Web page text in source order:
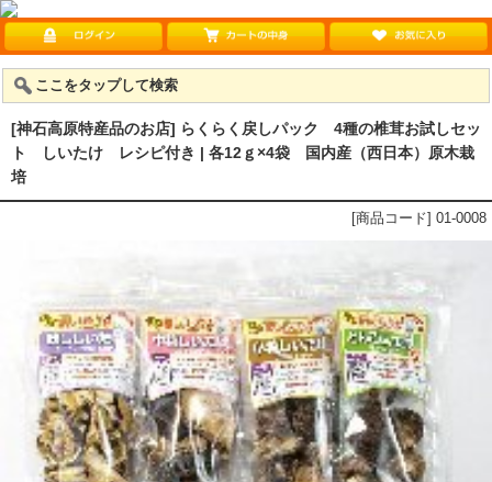
ここをタップして検索
[神石高原特産品のお店] らくらく戻しパック 4種の椎茸お試しセッ
ト しいたけ
レシピ付き | 各12ｇ×4袋 国内産（西日本）原木栽
培
[商品コード] 01-0008